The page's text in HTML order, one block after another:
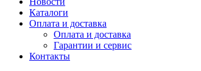
Каталоги
Оплата и доставка
Оплата и доставка
Гарантии и сервис
Контакты